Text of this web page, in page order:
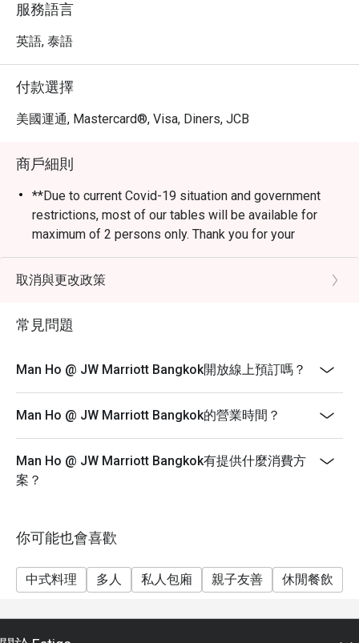
服務語言
英語, 泰語
付款選擇
美國運通, Mastercard®, Visa, Diners, JCB
商戶細則
**Due to current Covid-19 situation and government
restrictions, most of our tables will be available for
maximum of 2 persons only. Thank you for your
understanding
From 1st January 2025 onwards:
Friday)
Price: 1,088++ (1,281 net)
Period: 11.30 - 15.30
.........................................................................................
- Cannot be used in conjunction with any other discount
- Maximum 2 people allowed per table. For those
required to sit separately.
取消與更改政策
常見問題
Man Ho @ JW Marriott Bangkok開放線上預訂嗎？
Man Ho @ JW Marriott Bangkok的營業時間？
Man Ho @ JW Marriott Bangkok有提供什麼消費方
案？
你可能也會喜歡
中式料理 多人 私人包廂 親子友善 休閒餐飲